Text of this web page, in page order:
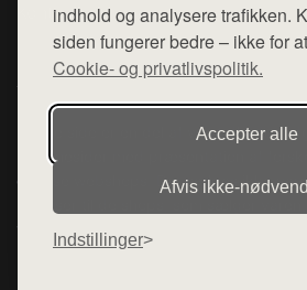
indhold og analysere trafikken.
siden fungerer bedre – ikke for
Cookie- og privatlivspolitik.
Accepter alle
Afvis
Indstillinger
Kontakt
Denne side er en del af want.dk, der
hjemmesider med præsentation af
diverse webshops. Der sælges ikke
henviser til de shops, som sælger varen.
varerne på lager.